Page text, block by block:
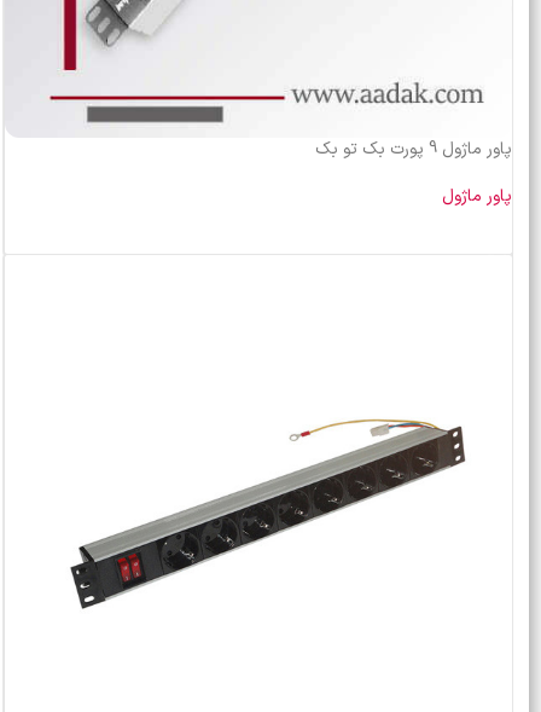
پاور ماژول 9 پورت بک تو بک
پاور ماژول